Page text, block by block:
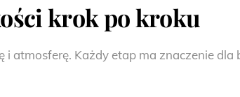
krok po kroku
atmosferę. Każdy etap ma znaczenie dla